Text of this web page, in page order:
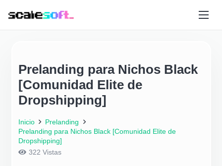
Prelanding para Nichos Black
[Comunidad Elite de
Dropshipping]
Inicio
Prelanding
Prelanding para Nichos Black [Comunidad Elite de
Dropshipping]
322 Vistas